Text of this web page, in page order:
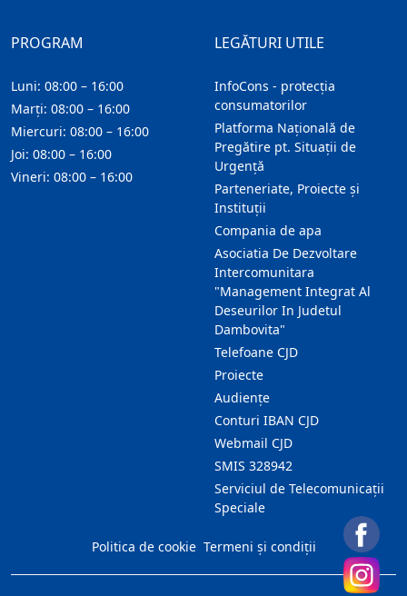
LEGĂTURI UTILE
InfoCons - protecția
consumatorilor
Platforma Națională de
Pregătire pt. Situații de
Urgență
Parteneriate, Proiecte și
Instituții
Compania de apa
Asociatia De Dezvoltare
Intercomunitara
"Management Integrat Al
Deseurilor In Judetul
Dambovita"
Telefoane CJD
Proiecte
Audienţe
Conturi IBAN CJD
Webmail CJD
SMIS 328942
Serviciul de Telecomunicații
Speciale
PROGRAM
Luni: 08:00 – 16:00
Marți: 08:00 – 16:00
Miercuri: 08:00 – 16:00
Joi: 08:00 – 16:00
Vineri: 08:00 – 16:00
Politica de cookie Termeni și condiții